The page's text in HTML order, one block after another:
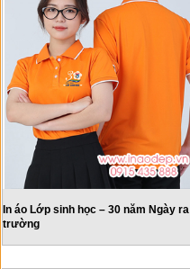
In áo Lớp sinh học – 30 năm Ngày ra
trường